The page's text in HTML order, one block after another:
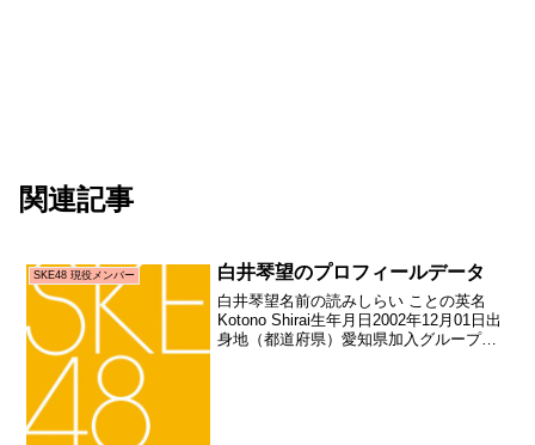
関連記事
SKE48 現役メンバー 白井琴望のプロフィールデータ
白井琴望名前の読みしらい ことの英名
Kotono Shirai生年月日2002年12月01日出
身地（都道府県）愛知県加入グループ